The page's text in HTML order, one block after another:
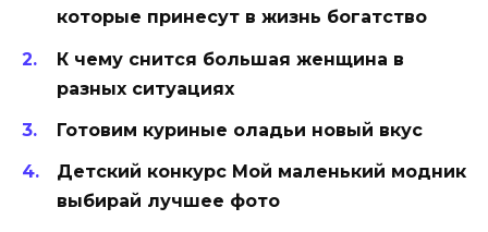
которые принесут в жизнь богатство
К чему снится большая женщина в
разных ситуациях
Готовим куриные оладьи новый вкус
Детский конкурс Мой маленький модник
выбирай лучшее фото